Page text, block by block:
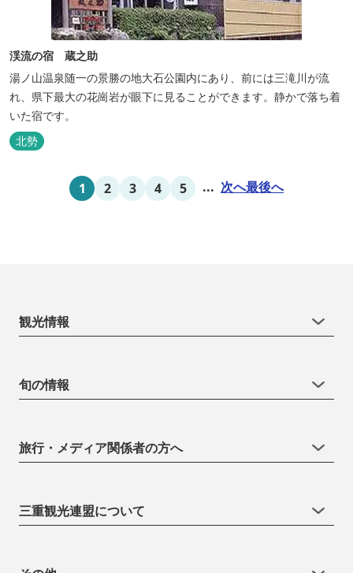
渓流の宿 蔵之助
湯ノ山温泉随一の景勝の地大石公園内にあり、前には三滝川が流
れ、県下最大の花崗岩が眼下に見ることができます。静かで落ち着
いた宿です。
北勢
1 2 3 4 5 ... 次へ最後へ
観光情報
旬の情報
旅行・メディア関係者の方へ
三重観光連盟について